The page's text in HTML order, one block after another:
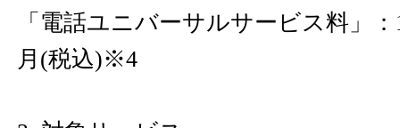
「電話ユニバーサルサービス料」
月(税込)※4